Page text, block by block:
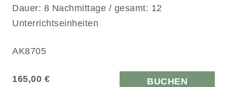
Dauer: 8 Nachmittage / gesamt: 12
Unterrichtseinheiten
AK8705
165,00 € BUCHEN